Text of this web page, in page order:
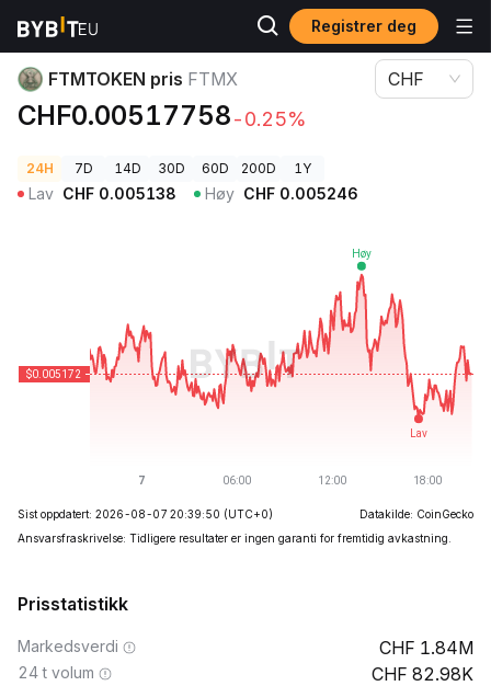
Registrer deg
Kryptopriser FTMTOKEN pris FTMX
FTMTOKEN pris FTMX
CHF0.00517758-0.25%
CHF
24H 7D 14D 30D 60D 200D 1Y
Lav CHF 0.005138 Høy CHF 0.005246
Sist oppdatert: 2026-08-07 20:39:50 (UTC+0)
Datakilde: CoinGecko
Ansvarsfraskrivelse: Tidligere resultater er ingen garanti for fremtidig avkastning.
Prisstatistikk
Markedsverdi 1.84M
24 t volum 82.98K